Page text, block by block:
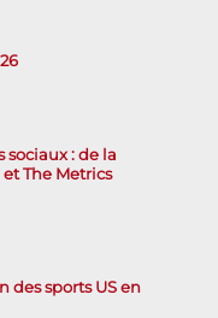
: de la
The Metrics
des sports US en